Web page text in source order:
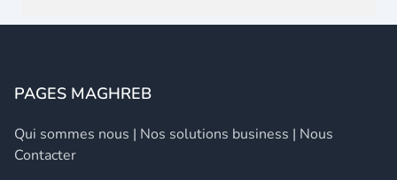
PAGES MAGHREB
Qui sommes nous | Nos solutions business | Nous
Contacter